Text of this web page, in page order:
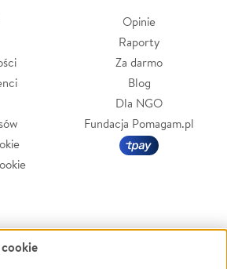
Opinie
Raporty
Za darmo
Blog
Dla NGO
Fundacja Pomagam.pl